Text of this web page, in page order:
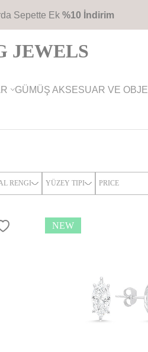
Ücretsiz Kargo
JEWELS
GÜMÜŞ AKSESUAR VE OBJE
RENGI YÜZEY TIPI PRICE
NEW